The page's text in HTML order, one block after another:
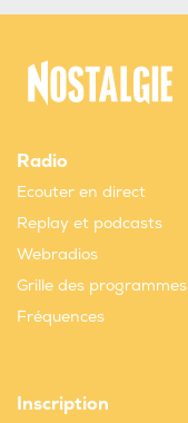
Radio
Ecouter en direct
Replay et podcasts
Webradios
Grille des programmes
Fréquences
Inscription